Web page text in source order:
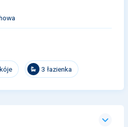
3 łazienka